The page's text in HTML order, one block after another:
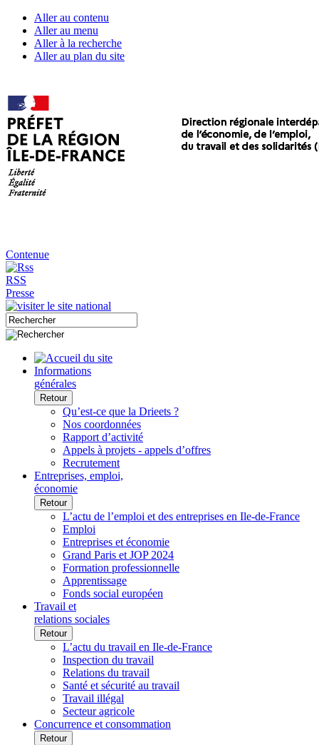
Aller au contenu
Aller au menu
Aller à la recherche
Aller au plan du site
Contenue
RSS
Presse
Informations
générales
Retour
Qu’est-ce que la Drieets ?
Nos coordonnées
Rapport d’activité
Appels à projets - appels d’offres
Recrutement
Entreprises, emploi,
économie
Retour
L’actu de l’emploi et des entreprises en Ile-de-France
Emploi
Entreprises et économie
Grand Paris et JOP 2024
Formation professionnelle
Apprentissage
Fonds social européen
Travail et
relations sociales
Retour
L’actu du travail en Ile-de-France
Inspection du travail
Relations du travail
Santé et sécurité au travail
Travail illégal
Secteur agricole
Concurrence et consommation
Retour